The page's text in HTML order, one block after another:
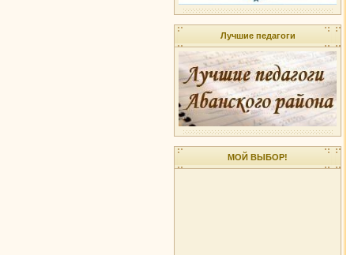
Лучшие педагоги
МОЙ ВЫБОР!